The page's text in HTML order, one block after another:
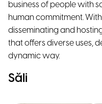
business of people with
human commitment.
disseminating and
that offers diverse uses,
dynamic way.
Săli